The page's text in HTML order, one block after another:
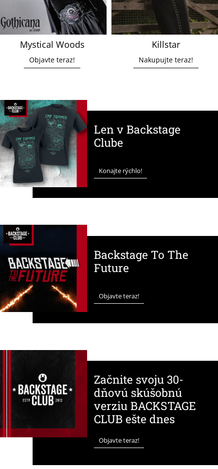
Mystical Woods
Objavte teraz!
Killstar
Nakupujte teraz!
Len v Backstage
Clube
Konajte rýchlo!
Backstage To The
Future
Objavte teraz!
Začnite svoju 30-
dňovú skúšobnú
verziu BACKSTAGE
CLUB ešte dnes
Objavte teraz!